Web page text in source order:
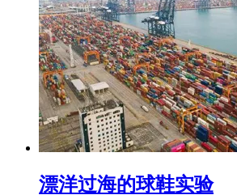
漂洋过海的球鞋实验